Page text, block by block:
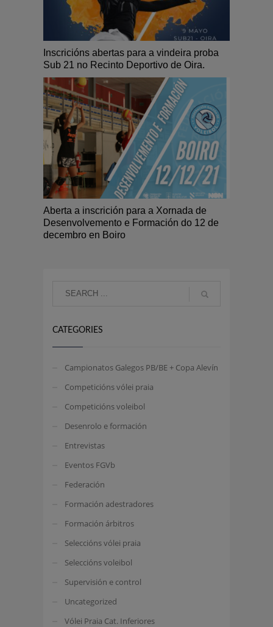
Inscricións abertas para a vindeira proba
Sub 21 no Recinto Deportivo de Oira.
Aberta a inscrición para a Xornada de
Desenvolvemento e Formación do 12 de
decembro en Boiro
CATEGORIES
Campionatos Galegos PB/BE + Copa Alevín
Competicións vólei praia
Competicións voleibol
Desenrolo e formación
Entrevistas
Eventos FGVb
Federación
Formación adestradores
Formación árbitros
Seleccións vólei praia
Seleccións voleibol
Supervisión e control
Uncategorized
Vólei Praia Cat. Inferiores